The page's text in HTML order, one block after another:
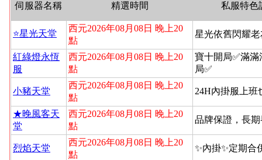
伺服器名稱 精選時間 私服特色
⭐️星光天堂
西元2026年08月08日 晚上20
點
星光依舊閃耀
紅綠燈永恆
服
西元2026年08月08日 晚上20
點
寶十開局✅滿滿
局✅
小豬天堂
西元2026年08月08日 晚上20
點
24H內掛服上班
★晚風客天
堂
西元2026年08月08日 晚上20
點
品牌保證，長
烈焰天堂
西元2026年08月08日 晚上20
點
✨內掛✨定期合